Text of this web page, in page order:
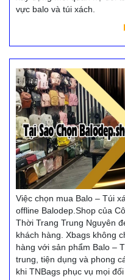
vực balo và túi xách.
Việc chọn mua Balo – Túi
offline Balodep.Shop của
Thời Trang Trung Nguyên
khách hàng. Xbags không
hàng với sản phẩm Balo –
trung, tiện dụng và phong
khi TNBags phục vụ mọi